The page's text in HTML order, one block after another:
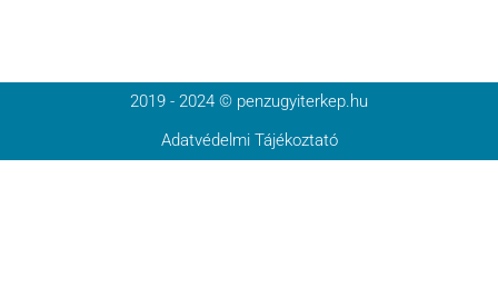
2019 - 2024 © penzugyiterkep.hu
Adatvédelmi Tájékoztató